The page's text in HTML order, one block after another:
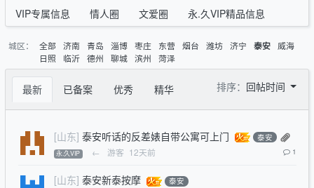
VIP专属信息
情人圈 文爱圈 永.久VIP精品信息
城区： 全部 济南 青岛 淄博 枣庄 东营 烟台 潍坊 济宁 泰安
威海
日照
临沂 德州 聊城 滨州 菏泽
最新 已备案 优秀 精华 排序： 回帖时间
[山东] 泰安听话的反差婊自带公寓可上门 泰安
永.久VIP ← 游客 12天前 1
[山东] 泰安新泰按摩 泰安